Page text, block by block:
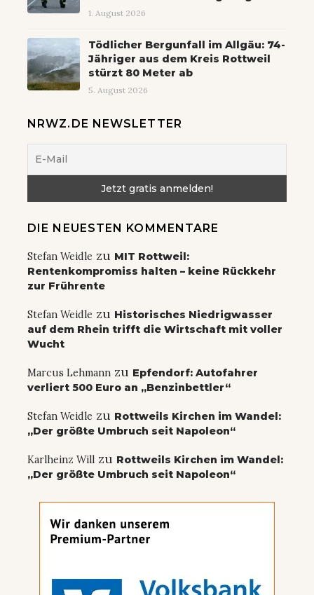
1. August 2026
Tödlicher Bergunfall im Allgäu: 74-
Jähriger aus dem Kreis Rottweil
stürzt 80 Meter ab
5. August 2026
NRWZ.DE NEWSLETTER
DIE NEUESTEN KOMMENTARE
Stefan Weidle zu MIT Rottweil:
Rentenkompromiss halten – keine Rückkehr
zur Frührente
Stefan Weidle zu Historisches Niedrigwasser
auf dem Rhein trifft die Wirtschaft mit voller
Wucht
Marcus Lehmann zu Epfendorf: Autofahrer
verliert 500 Euro an „Benzinbettler“
Stefan Weidle zu Rottweils Kirchen im Wandel:
„Der größte Umbruch seit Napoleon“
Karlheinz Will zu Rottweils Kirchen im Wandel:
„Der größte Umbruch seit Napoleon“